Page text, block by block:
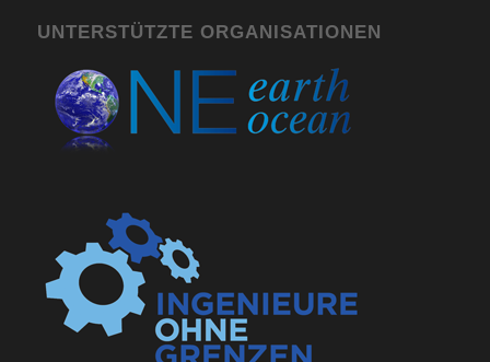
UNTERSTÜTZTE ORGANISATIONEN